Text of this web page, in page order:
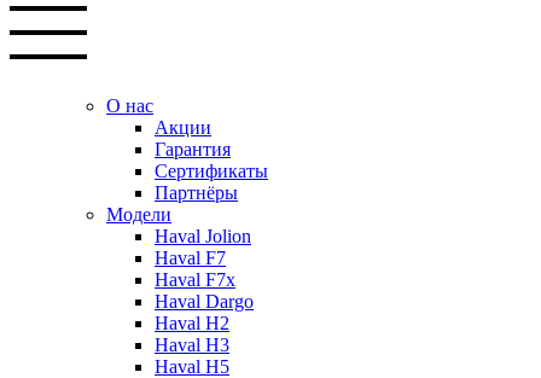
О нас
Акции
Гарантия
Сертификаты
Партнёры
Модели
Haval Jolion
Haval F7
Haval F7x
Haval Dargo
Haval H2
Haval H3
Haval H5